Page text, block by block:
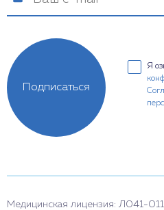
Я
Подписаться
Медицинская лицензия: Л041-